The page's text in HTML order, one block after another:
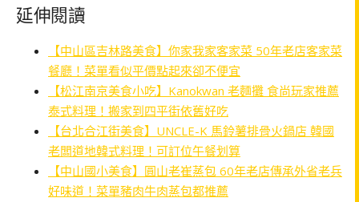
延伸閱讀
【中山區吉林路美食】你家我家客家菜 50年老店客家菜
餐廳！菜單看似平價點起來卻不便宜
【松江南京美食小吃】Kanokwan 老麵攤 食尚玩家推薦
泰式料理！搬家到四平街依舊好吃
【台北合江街美食】UNCLE-K 馬鈴薯排骨火鍋店 韓國
老闆道地韓式料理！可訂位午餐划算
【中山國小美食】圓山老崔蒸包 60年老店傳承外省老兵
好味道！菜單豬肉牛肉蒸包都推薦